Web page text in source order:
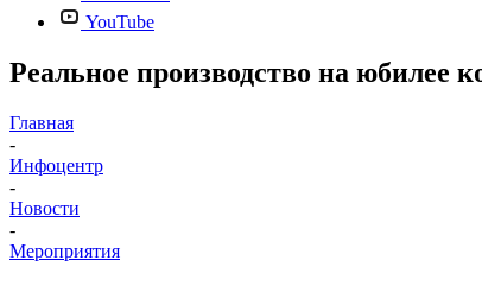
YouTube
Реальное производство на юбилее
Главная
-
Инфоцентр
-
Новости
-
Мероприятия